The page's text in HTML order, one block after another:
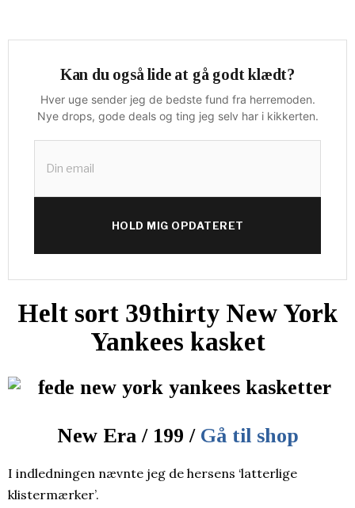
Kan du også lide at gå godt klædt?
Hver uge sender jeg de bedste fund fra herremoden.
Nye drops, gode deals og ting jeg selv har i kikkerten.
HOLD MIG OPDATERET
Helt sort 39thirty New York
Yankees kasket
New Era / 199 / Gå til shop
I indledningen nævnte jeg de hersens ‘latterlige
klistermærker’.